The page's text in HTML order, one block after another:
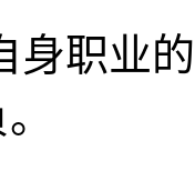
身职业